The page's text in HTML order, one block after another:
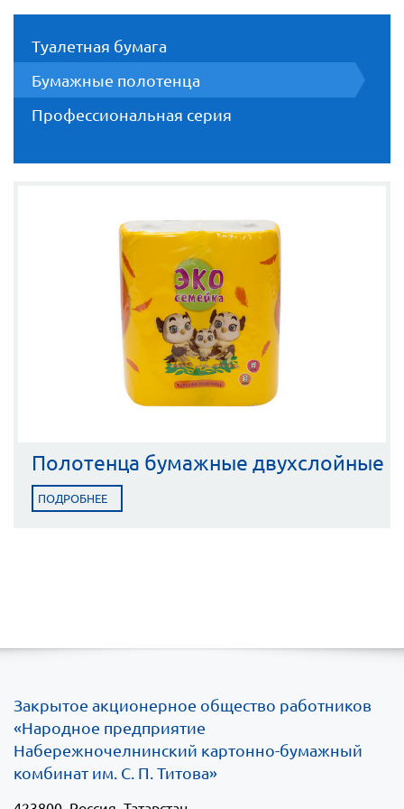
Туалетная бумага
Бумажные полотенца
Профессиональная серия
Полотенца бумажные двухслойные
ПОДРОБНЕЕ
Закрытое акционерное общество работников
«Народное предприятие
Набережночелнинский картонно-бумажный
комбинат им. С. П. Титова»